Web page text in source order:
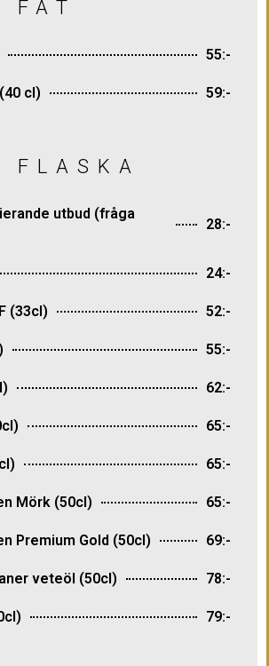
FAT
55:-
cl) 59:-
FLASKA
utbud (fråga
28:-
24:-
(33cl) 52:-
55:-
62:-
65:-
65:-
Mörk (50cl) 65:-
Premium Gold (50cl) 69:-
veteöl (50cl) 78:-
79:-